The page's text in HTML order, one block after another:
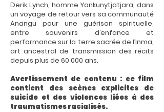
Derik Lynch, homme Yankunytjatjara, dans
un voyage de retour vers sa communauté
Anangu pour une guérison spirituelle,
entre souvenirs d’enfance et
performance sur la terre sacrée de l’Inma,
art ancestral de transmission des récits
depuis plus de 60 000 ans.
Avertissement de contenu : ce film
contient des scènes explicites de
suicide et des violences liées à des
traumatismes racialisés.